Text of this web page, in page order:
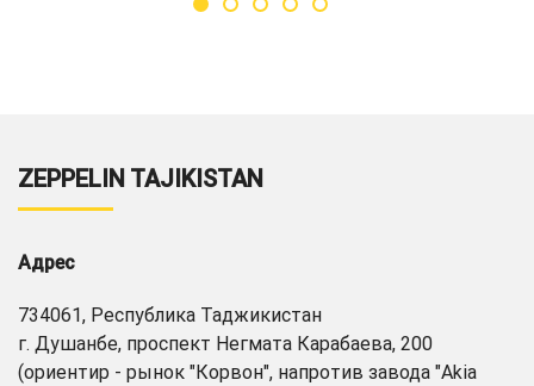
ZEPPELIN TAJIKISTAN
Адрес
734061, Республика Таджикистан
г. Душанбе, проспект Негмата Карабаева, 200
(ориентир - рынок "Корвон", напротив завода "Akia